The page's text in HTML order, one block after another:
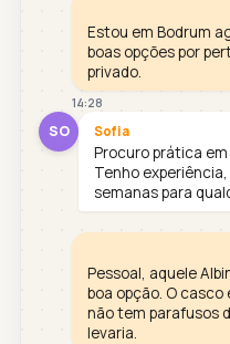
Estou em Bodrum
boas opções por
privado.
14:28
SO Sofia
Procuro prática
Tenho
semanas para
Pessoal, aquele
boa opção. O
não tem parafusos
levaria.